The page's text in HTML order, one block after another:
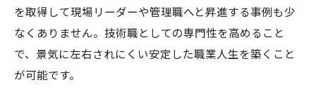
を取得して現場リーダーや管理職へと昇進する事例も少
なくありません。技術職としての専門性を高めること
で、景気に左右されにくい安定した職業人生を築くこと
が可能です。